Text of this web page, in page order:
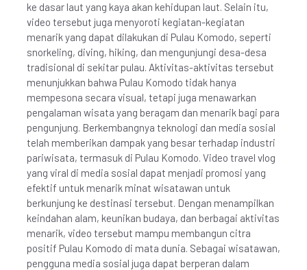
ke dasar laut yang kaya akan kehidupan laut. Selain itu,
video tersebut juga menyoroti kegiatan-kegiatan
menarik yang dapat dilakukan di Pulau Komodo, seperti
snorkeling, diving, hiking, dan mengunjungi desa-desa
tradisional di sekitar pulau. Aktivitas-aktivitas tersebut
menunjukkan bahwa Pulau Komodo tidak hanya
mempesona secara visual, tetapi juga menawarkan
pengalaman wisata yang beragam dan menarik bagi para
pengunjung. Berkembangnya teknologi dan media sosial
telah memberikan dampak yang besar terhadap industri
pariwisata, termasuk di Pulau Komodo. Video travel vlog
yang viral di media sosial dapat menjadi promosi yang
efektif untuk menarik minat wisatawan untuk
berkunjung ke destinasi tersebut. Dengan menampilkan
keindahan alam, keunikan budaya, dan berbagai aktivitas
menarik, video tersebut mampu membangun citra
positif Pulau Komodo di mata dunia. Sebagai wisatawan,
pengguna media sosial juga dapat berperan dalam